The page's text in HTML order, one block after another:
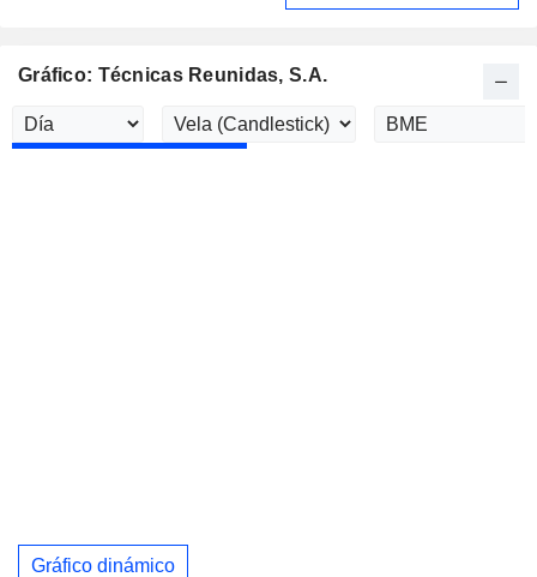
Gráfico: Técnicas Reunidas, S.A.
Gráfico dinámico